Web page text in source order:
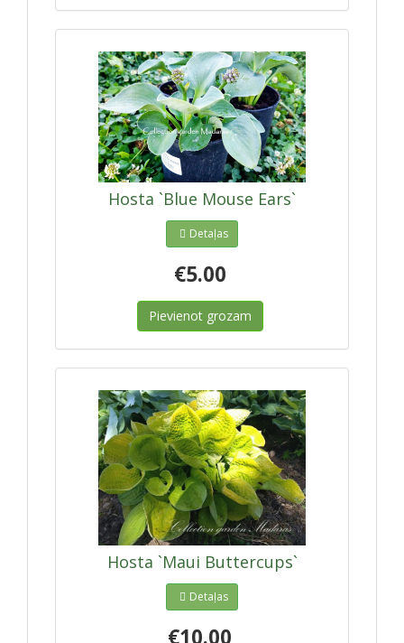
Hosta `Blue Mouse Ears`
Detaļas
€5.00
Pievienot grozam
Hosta `Maui Buttercups`
Detaļas
€10.00